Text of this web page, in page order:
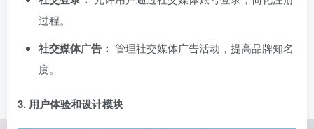
过程。
社交媒体广告： 管理社交媒体广告活动，提高品牌知名
度。
3. 用户体验和设计模块